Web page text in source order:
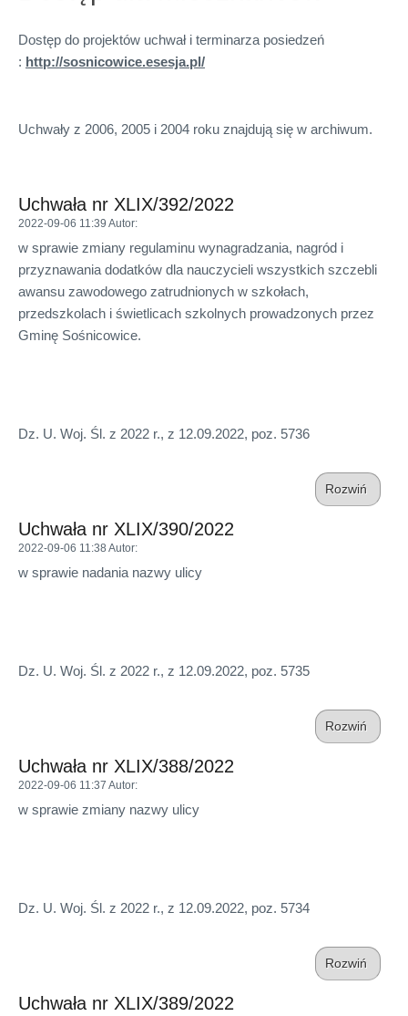
Dostęp do projektów uchwał i terminarza posiedzeń
: http://sosnicowice.esesja.pl/
Uchwały z 2006, 2005 i 2004 roku znajdują się w archiwum.
Uchwała nr XLIX/392/2022
2022-09-06 11:39 Autor:
w sprawie zmiany regulaminu wynagradzania, nagród i
przyznawania dodatków dla nauczycieli wszystkich szczebli
awansu zawodowego zatrudnionych w szkołach,
przedszkolach i świetlicach szkolnych prowadzonych przez
Gminę Sośnicowice.
Dz. U. Woj. Śl. z 2022 r., z 12.09.2022, poz. 5736
Rozwiń
Uchwała nr XLIX/390/2022
2022-09-06 11:38 Autor:
w sprawie nadania nazwy ulicy
Dz. U. Woj. Śl. z 2022 r., z 12.09.2022, poz. 5735
Rozwiń
Uchwała nr XLIX/388/2022
2022-09-06 11:37 Autor:
w sprawie zmiany nazwy ulicy
Dz. U. Woj. Śl. z 2022 r., z 12.09.2022, poz. 5734
Rozwiń
Uchwała nr XLIX/389/2022